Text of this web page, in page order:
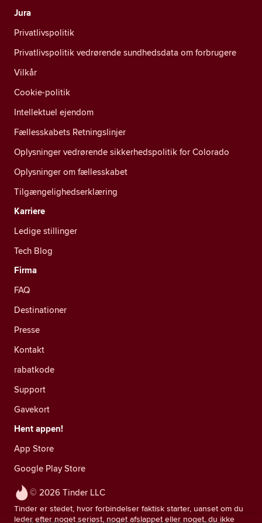
© 2026 Tinder LLC
Tinder er stedet, hvor forbindelser faktisk starter, uanset om du
leder efter noget seriøst, noget afslappet eller noget, du ikke
Jura
Privatlivspolitik
Privatlivspolitik vedrørende sundhedsdata om forbrugere
Vilkår
Cookie-politik
Intellektuel ejendom
Fællesskabets Retningslinjer
Oplysninger vedrørende sikkerhedspolitik for Colorado
Oplysninger om fællesskabet
Tilgængelighedserklæring
Karriere
Ledige stillinger
Tech Blog
Firma
FAQ
Destinationer
Presse
Kontakt
rabatkode
Support
Gavekort
Hent appen!
App Store
Google Play Store